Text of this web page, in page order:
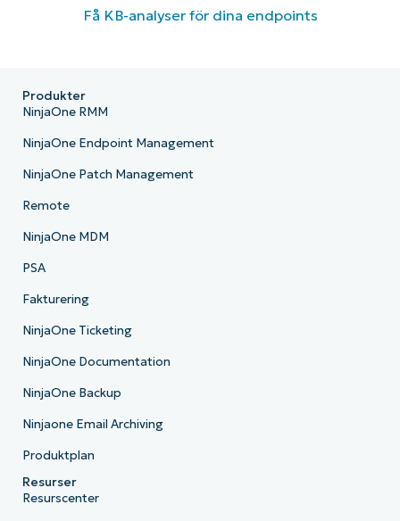
Få KB-analyser för dina endpoints
Produkter
NinjaOne RMM
NinjaOne Endpoint Management
NinjaOne Patch Management
Remote
NinjaOne MDM
PSA
Fakturering
NinjaOne Ticketing
NinjaOne Documentation
NinjaOne Backup
Ninjaone Email Archiving
Produktplan
Resurser
Resurscenter